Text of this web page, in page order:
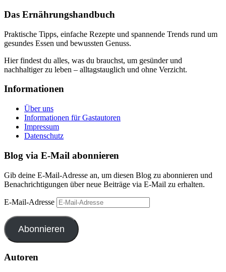
Das Ernährungshandbuch
Praktische Tipps, einfache Rezepte und spannende Trends rund um
gesundes Essen und bewussten Genuss.
Hier findest du alles, was du brauchst, um gesünder und
nachhaltiger zu leben – alltagstauglich und ohne Verzicht.
Informationen
Über uns
Informationen für Gastautoren
Impressum
Datenschutz
Blog via E-Mail abonnieren
Gib deine E-Mail-Adresse an, um diesen Blog zu abonnieren und
Benachrichtigungen über neue Beiträge via E-Mail zu erhalten.
E-Mail-Adresse
Abonnieren
Autoren